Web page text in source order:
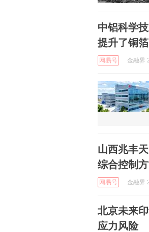
中铝科学
提升了铜
网易号 金融界
山西兆丰
综合控制
网易号 金融界
北京未来
应力风险